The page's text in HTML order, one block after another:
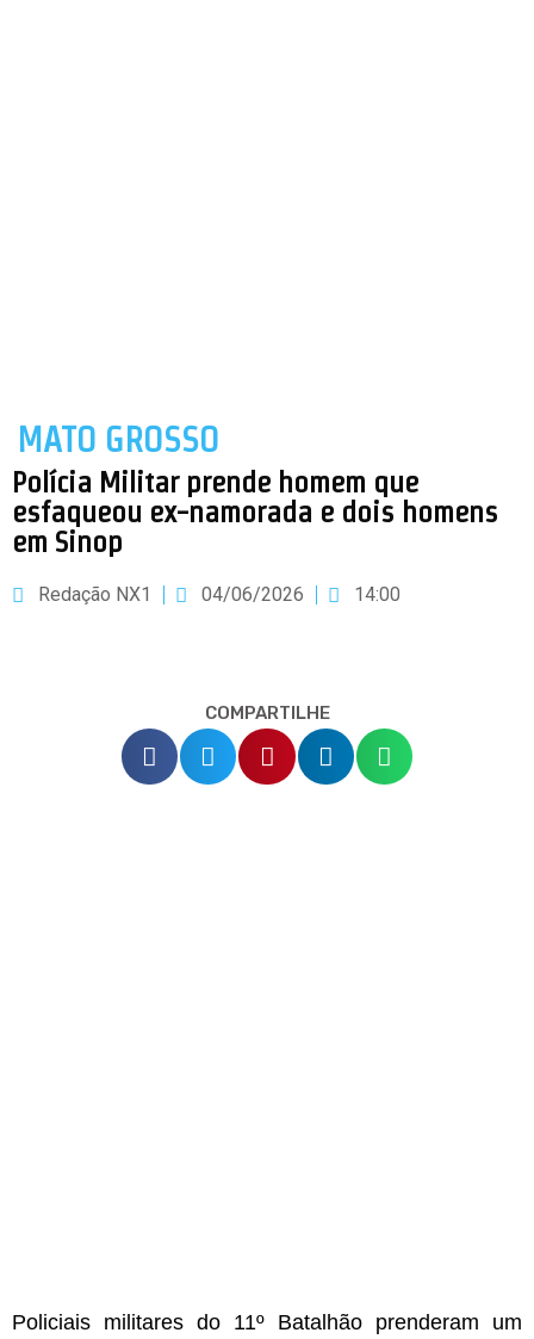
MATO GROSSO
Polícia Militar prende homem que
esfaqueou ex-namorada e dois homens
em Sinop
Redação NX1 04/06/2026 14:00
COMPARTILHE
Policiais militares do 11º Batalhão prenderam um